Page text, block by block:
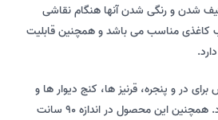
شدن و رنگی شدن آنها هنگام نقاشی
کاغذی مناسب می باشد و همچنین قابلیت
برای در و پنجره، قرنیز ها، کنج دیوار ها و
غیره مورد استفاده قرار میگیرد. همچنین این محصول در اندازه 90 سانت